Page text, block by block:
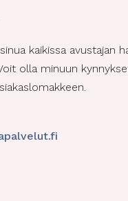
ja
ja sisällön
kaikissa avustajan
olla minuun